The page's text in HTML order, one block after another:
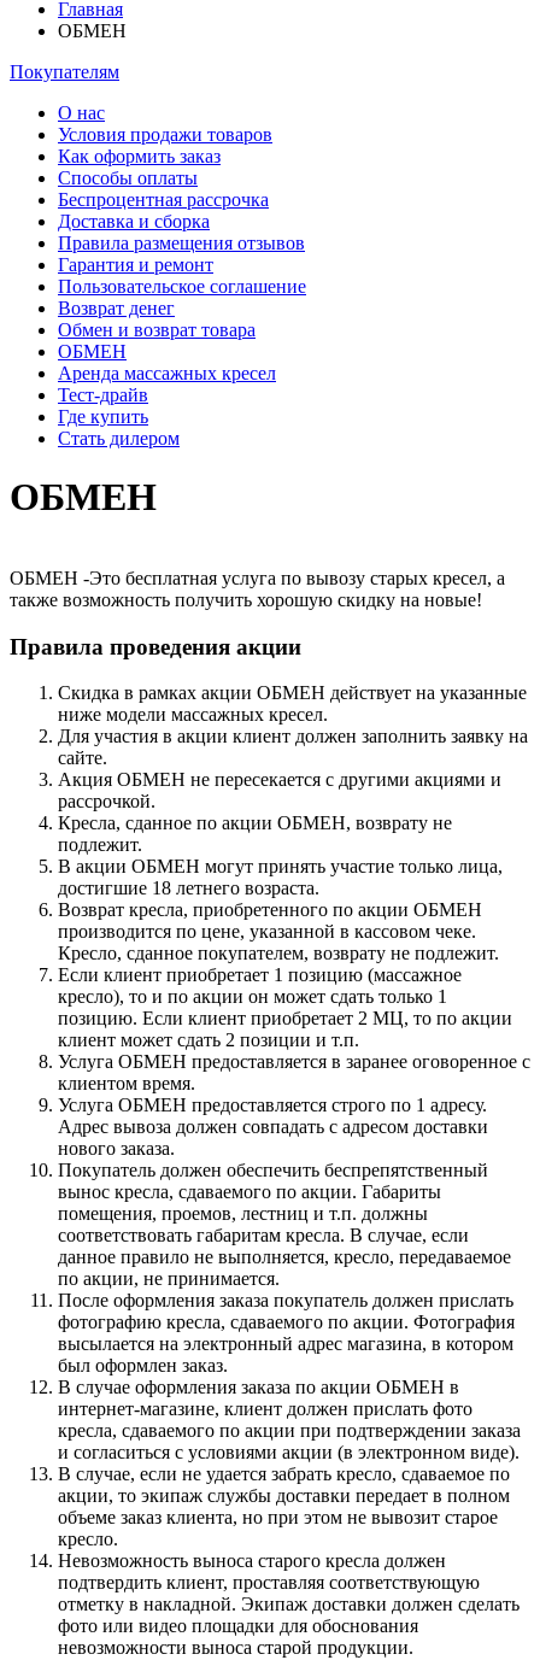
Главная
ОБМЕН
Покупателям
О нас
Условия продажи товаров
Как оформить заказ
Способы оплаты
Беспроцентная рассрочка
Доставка и сборка
Правила размещения отзывов
Гарантия и ремонт
Пользовательское соглашение
Возврат денег
Обмен и возврат товара
ОБМЕН
Аренда массажных кресел
Тест-драйв
Где купить
Стать дилером
ОБМЕН
ОБМЕН -Это бесплатная услуга по вывозу старых кресел, а
также возможность получить хорошую скидку на новые!
Правила проведения акции
Скидка в рамках акции ОБМЕН действует на указанные
ниже модели массажных кресел.
Для участия в акции клиент должен заполнить заявку на
сайте.
Акция ОБМЕН не пересекается с другими акциями и
рассрочкой.
Кресла, сданное по акции ОБМЕН, возврату не
подлежит.
В акции ОБМЕН могут принять участие только лица,
достигшие 18 летнего возраста.
Возврат кресла, приобретенного по акции ОБМЕН
производится по цене, указанной в кассовом чеке.
Кресло, сданное покупателем, возврату не подлежит.
Если клиент приобретает 1 позицию (массажное
кресло), то и по акции он может сдать только 1
позицию. Если клиент приобретает 2 МЦ, то по акции
клиент может сдать 2 позиции и т.п.
Услуга ОБМЕН предоставляется в заранее оговоренное с
клиентом время.
Услуга ОБМЕН предоставляется строго по 1 адресу.
Адрес вывоза должен совпадать с адресом доставки
нового заказа.
Покупатель должен обеспечить беспрепятственный
вынос кресла, сдаваемого по акции. Габариты
помещения, проемов, лестниц и т.п. должны
соответствовать габаритам кресла. В случае, если
данное правило не выполняется, кресло, передаваемое
по акции, не принимается.
После оформления заказа покупатель должен прислать
фотографию кресла, сдаваемого по акции. Фотография
высылается на электронный адрес магазина, в котором
был оформлен заказ.
В случае оформления заказа по акции ОБМЕН в
интернет-магазине, клиент должен прислать фото
кресла, сдаваемого по акции при подтверждении заказа
и согласиться с условиями акции (в электронном виде).
В случае, если не удается забрать кресло, сдаваемое по
акции, то экипаж службы доставки передает в полном
объеме заказ клиента, но при этом не вывозит старое
кресло.
Невозможность выноса старого кресла должен
подтвердить клиент, проставляя соответствующую
отметку в накладной. Экипаж доставки должен сделать
фото или видео площадки для обоснования
невозможности выноса старой продукции.